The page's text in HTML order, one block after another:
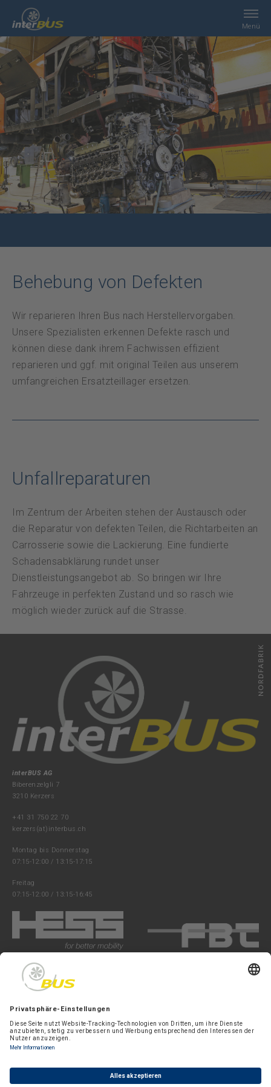
Home
Suche
Leistungen
interBUS
Kontakt
Datenschutz
Notfall
DE FR
Menü
Behebung von Defekten
Wir reparieren Ihren Bus nach Herstellervorgaben.
Unsere Spezialisten erkennen Defekte rasch und
können diese dank ihrem Fachwissen effizient
reparieren und ggf. mit original Teilen aus unserem
umfangreichen Ersatzteillager ersetzen.
Unfallreparaturen
Im Zentrum der Arbeiten stehen der Austausch oder
die Reparatur von defekten Teilen, die Richtarbeiten an
Carrosserie sowie die Lackierung. Eine fundierte
Schadensabklärung rundet unser
Dienstleistungsangebot ab. So bringen wir Ihre
Fahrzeuge in perfekten Zustand und so rasch wie
möglich wieder zurück auf die Strasse.
interBUS AG
Biberenzelgli 7
3210 Kerzers
+41 31 750 22 70
kerzers(at)interbus.ch
Montag bis Donnerstag
07:15-12:00 / 13:15-17:15
Freitag
07:15-12:00 / 13:15-16:45